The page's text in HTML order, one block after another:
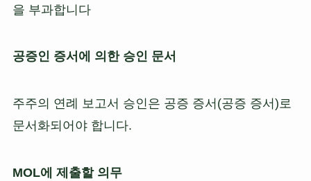
을 부과합니다
공증인 증서에 의한 승인 문서
주주의 연례 보고서 승인은 공증 증서(공증 증서)로
문서화되어야 합니다.
MOL에 제출할 의무